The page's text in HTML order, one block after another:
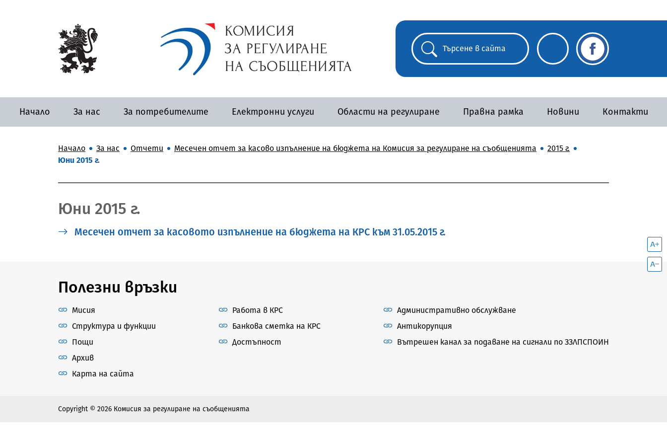
Начало За нас За потребителите Електронни услуги Области на регулиране Правна рамка Новини Контакти
Начало За нас Отчети Месечен отчет за касово изпълнение на бюджета на Комисия за регулиране на съобщенията
2015 г.
Юни 2015 г.
Юни 2015 г.
Месечен отчет за касовото изпълнение на бюджета на КРС към 31.05.2015 г.
Полезни връзки
Мисия
Структура и функции
Пощи
Архив
Карта на сайта
Работа в КРС
Банкова сметка на КРС
Достъпност
Административно обслужване
Антикорупция
Вътрешен канал за подаване на сигнали по ЗЗЛПСПОИН
Copyright © 2026 Комисия за регулиране на съобщенията